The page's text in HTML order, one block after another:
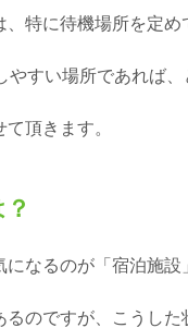
特に待機場所を定め
やすい場所であれば
頂きます。
になるのが「宿泊施設
るのですが、こうし